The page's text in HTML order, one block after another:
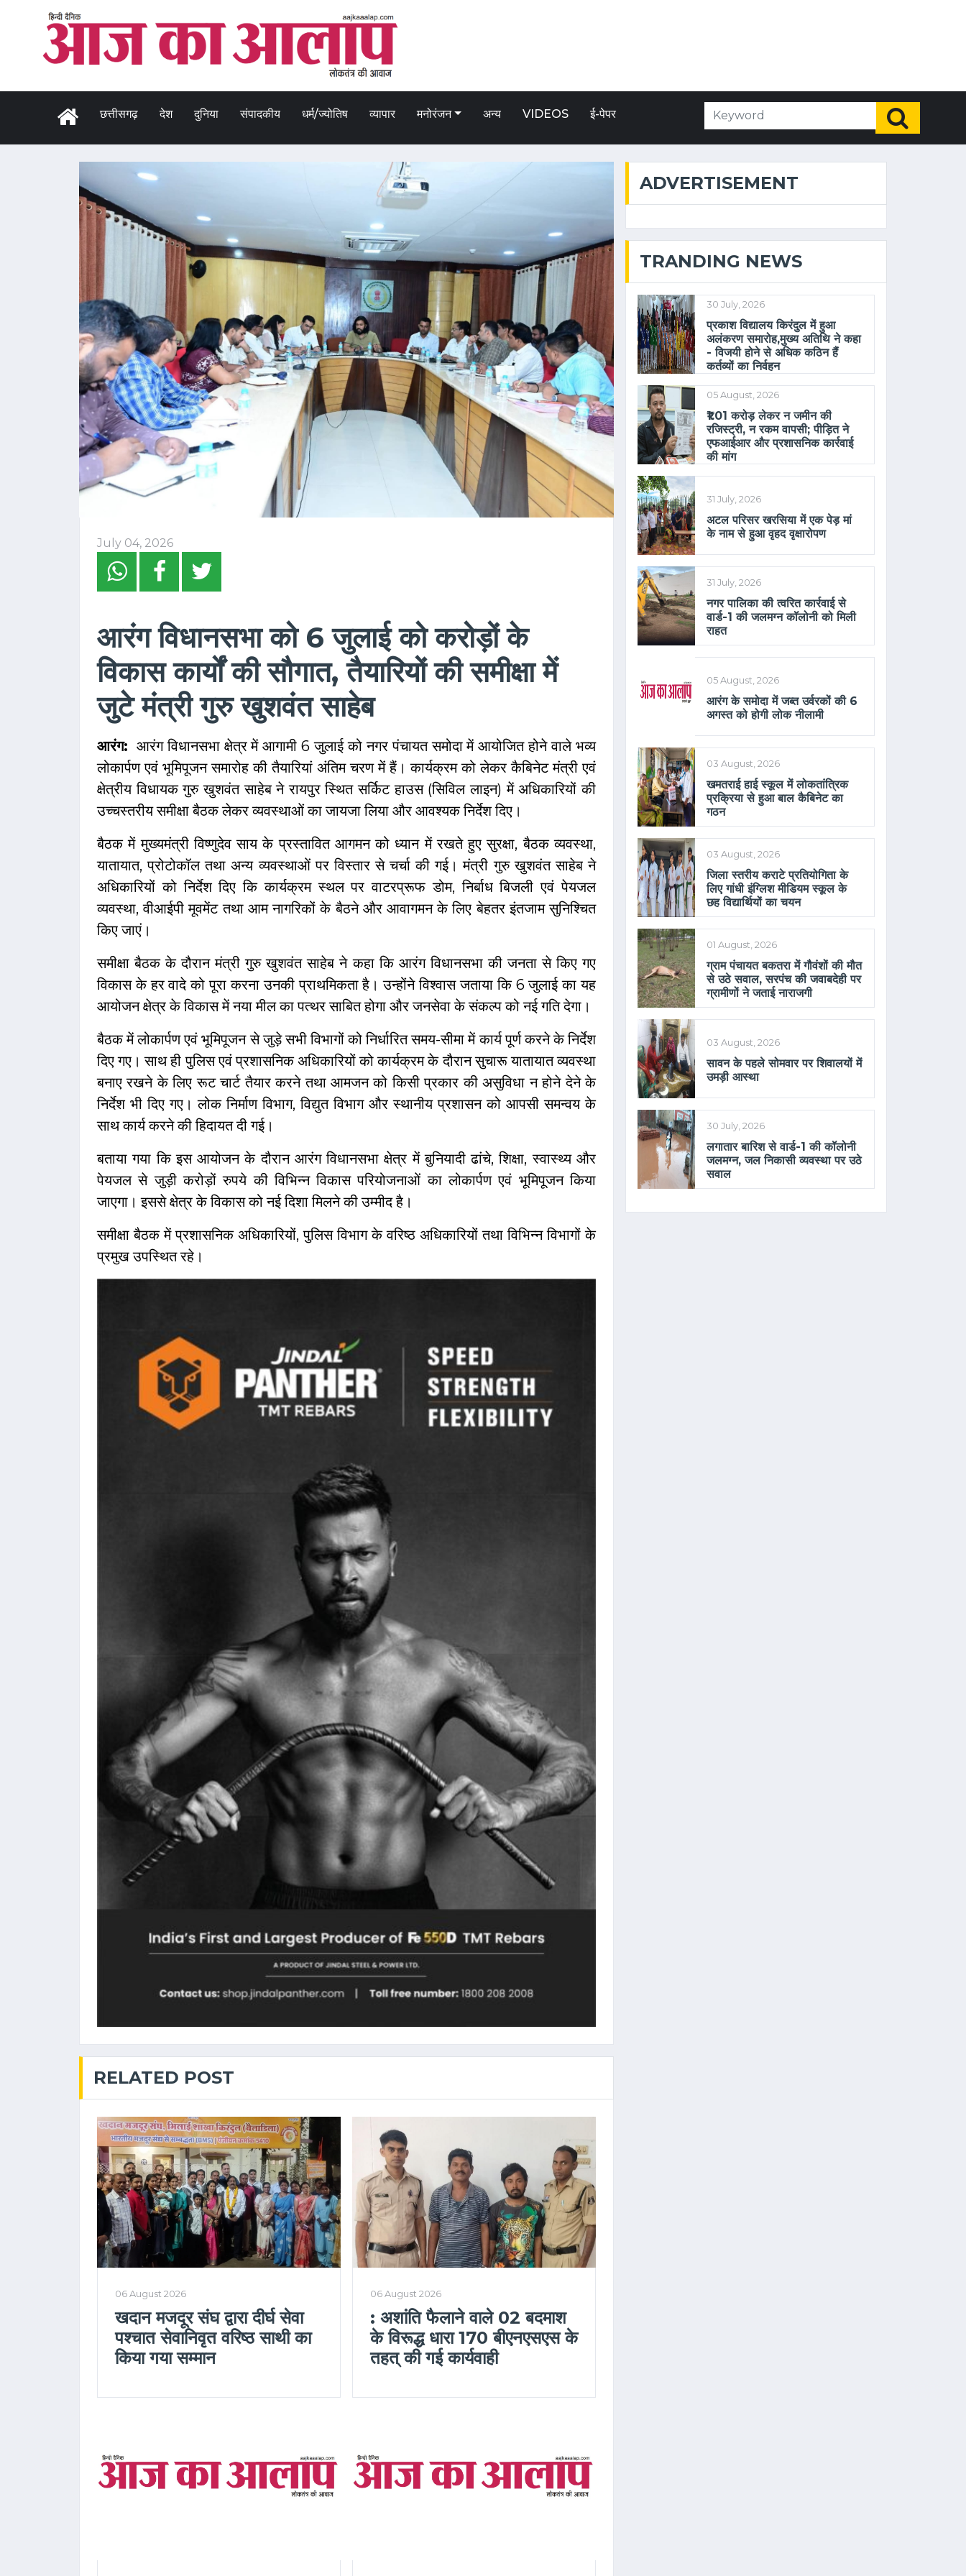
छत्तीसगढ़ देश दुनिया संपादकीय धर्म/ज्योतिष व्यापार मनोरंजन अन्य VIDEOS ई-पेपर
July 04, 2026
आरंग विधानसभा को 6 जुलाई को करोड़ों के
विकास कार्यों की सौगात, तैयारियों की समीक्षा में
जुटे मंत्री गुरु खुशवंत साहेब
आरंग: आरंग विधानसभा क्षेत्र में आगामी 6 जुलाई को नगर पंचायत समोदा में आयोजित होने वाले भव्य
लोकार्पण एवं भूमिपूजन समारोह की तैयारियां अंतिम चरण में हैं। कार्यक्रम को लेकर कैबिनेट मंत्री एवं
क्षेत्रीय विधायक गुरु खुशवंत साहेब ने रायपुर स्थित सर्किट हाउस (सिविल लाइन) में अधिकारियों की
उच्चस्तरीय समीक्षा बैठक लेकर व्यवस्थाओं का जायजा लिया और आवश्यक निर्देश दिए।
बैठक में मुख्यमंत्री विष्णुदेव साय के प्रस्तावित आगमन को ध्यान में रखते हुए सुरक्षा, बैठक व्यवस्था,
यातायात, प्रोटोकॉल तथा अन्य व्यवस्थाओं पर विस्तार से चर्चा की गई। मंत्री गुरु खुशवंत साहेब ने
अधिकारियों को निर्देश दिए कि कार्यक्रम स्थल पर वाटरप्रूफ डोम, निर्बाध बिजली एवं पेयजल
व्यवस्था, वीआईपी मूवमेंट तथा आम नागरिकों के बैठने और आवागमन के लिए बेहतर इंतजाम सुनिश्चित
किए जाएं।
समीक्षा बैठक के दौरान मंत्री गुरु खुशवंत साहेब ने कहा कि आरंग विधानसभा की जनता से किए गए
विकास के हर वादे को पूरा करना उनकी प्राथमिकता है। उन्होंने विश्वास जताया कि 6 जुलाई का यह
आयोजन क्षेत्र के विकास में नया मील का पत्थर साबित होगा और जनसेवा के संकल्प को नई गति देगा।
बैठक में लोकार्पण एवं भूमिपूजन से जुड़े सभी विभागों को निर्धारित समय-सीमा में कार्य पूर्ण करने के निर्देश
दिए गए। साथ ही पुलिस एवं प्रशासनिक अधिकारियों को कार्यक्रम के दौरान सुचारू यातायात व्यवस्था
बनाए रखने के लिए रूट चार्ट तैयार करने तथा आमजन को किसी प्रकार की असुविधा न होने देने के
निर्देश भी दिए गए। लोक निर्माण विभाग, विद्युत विभाग और स्थानीय प्रशासन को आपसी समन्वय के
साथ कार्य करने की हिदायत दी गई।
बताया गया कि इस आयोजन के दौरान आरंग विधानसभा क्षेत्र में बुनियादी ढांचे, शिक्षा, स्वास्थ्य और
पेयजल से जुड़ी करोड़ों रुपये की विभिन्न विकास परियोजनाओं का लोकार्पण एवं भूमिपूजन किया
जाएगा। इससे क्षेत्र के विकास को नई दिशा मिलने की उम्मीद है।
समीक्षा बैठक में प्रशासनिक अधिकारियों, पुलिस विभाग के वरिष्ठ अधिकारियों तथा विभिन्न विभागों के
प्रमुख उपस्थित रहे।
RELATED POST
06 August 2026
खदान मजदूर संघ द्वारा दीर्घ सेवा
पश्चात सेवानिवृत वरिष्ठ साथी का
किया गया सम्मान
06 August 2026
: अशांति फैलाने वाले 02 बदमाश
के विरूद्ध धारा 170 बीएनएसएस के
तहत् की गई कार्यवाही
ADVERTISEMENT
TRANDING NEWS
30 July, 2026
प्रकाश विद्यालय किरंदुल में हुआ
अलंकरण समारोह,मुख्य अतिथि ने कहा
- विजयी होने से अधिक कठिन हैं
कर्तव्यों का निर्वहन
05 August, 2026
₹1.01 करोड़ लेकर न जमीन की
रजिस्ट्री, न रकम वापसी; पीड़ित ने
एफआईआर और प्रशासनिक कार्रवाई
की मांग
31 July, 2026
अटल परिसर खरसिया में एक पेड़ मां
के नाम से हुआ वृहद वृक्षारोपण
31 July, 2026
नगर पालिका की त्वरित कार्रवाई से
वार्ड-1 की जलमग्न कॉलोनी को मिली
राहत
05 August, 2026
आरंग के समोदा में जब्त उर्वरकों की 6
अगस्त को होगी लोक नीलामी
03 August, 2026
खमतराई हाई स्कूल में लोकतांत्रिक
प्रक्रिया से हुआ बाल कैबिनेट का
गठन
03 August, 2026
जिला स्तरीय कराटे प्रतियोगिता के
लिए गांधी इंग्लिश मीडियम स्कूल के
छह विद्यार्थियों का चयन
01 August, 2026
ग्राम पंचायत बकतरा में गौवंशों की मौत
से उठे सवाल, सरपंच की जवाबदेही पर
ग्रामीणों ने जताई नाराजगी
03 August, 2026
सावन के पहले सोमवार पर शिवालयों में
उमड़ी आस्था
30 July, 2026
लगातार बारिश से वार्ड-1 की कॉलोनी
जलमग्न, जल निकासी व्यवस्था पर उठे
सवाल